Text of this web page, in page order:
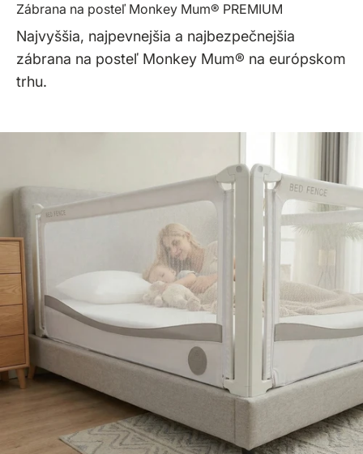
Zábrana na posteľ Monkey Mum® PREMIUM
Najvyššia, najpevnejšia a najbezpečnejšia
zábrana na posteľ Monkey Mum® na európskom
trhu.